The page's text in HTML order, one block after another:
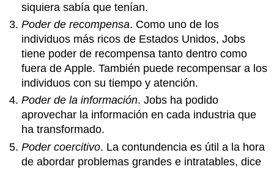
siquiera sabía que tenían.
Poder de recompensa. Como uno de los
individuos más ricos de Estados Unidos, Jobs
tiene poder de recompensa tanto dentro como
fuera de Apple. También puede recompensar a los
individuos con su tiempo y atención.
Poder de la información. Jobs ha podido
aprovechar la información en cada industria que
ha transformado.
Poder coercitivo. La contundencia es útil a la hora
de abordar problemas grandes e intratables, dice